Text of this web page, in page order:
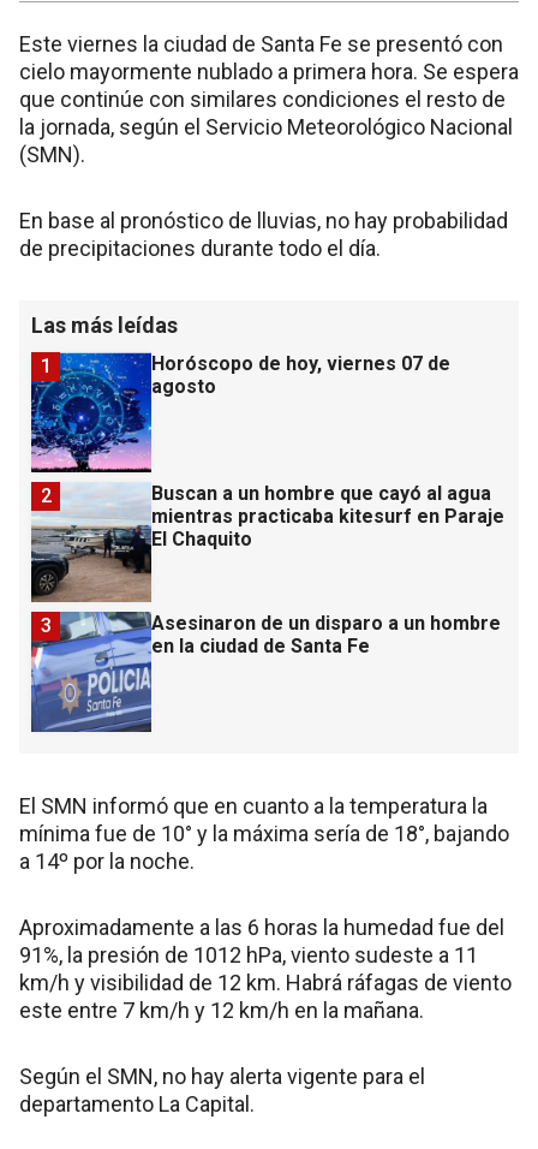
Este viernes la ciudad de Santa Fe se presentó con
cielo mayormente nublado a primera hora. Se espera
que continúe con similares condiciones el resto de
la jornada, según el Servicio Meteorológico Nacional
(SMN).
En base al pronóstico de lluvias, no hay probabilidad
de precipitaciones durante todo el día.
Las más leídas
Horóscopo de hoy, viernes 07 de
agosto
1
Buscan a un hombre que cayó al agua
mientras practicaba kitesurf en Paraje
El Chaquito
2
Asesinaron de un disparo a un hombre
en la ciudad de Santa Fe
3
El SMN informó que en cuanto a la temperatura la
mínima fue de 10° y la máxima sería de 18°, bajando
a 14º por la noche.
Aproximadamente a las 6 horas la humedad fue del
91%, la presión de 1012 hPa, viento sudeste a 11
km/h y visibilidad de 12 km. Habrá ráfagas de viento
este entre 7 km/h y 12 km/h en la mañana.
Según el SMN, no hay alerta vigente para el
departamento La Capital.